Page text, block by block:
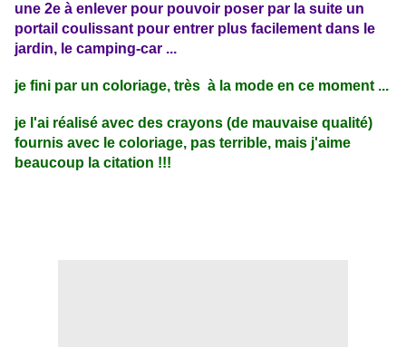
une 2e à enlever pour pouvoir poser par la suite un
portail coulissant pour entrer plus facilement dans le
jardin, le camping-car ...
je fini par un coloriage, très à la mode en ce moment ...
je l'ai réalisé avec des crayons (de mauvaise qualité)
fournis avec le coloriage, pas terrible, mais j'aime
beaucoup la citation !!!